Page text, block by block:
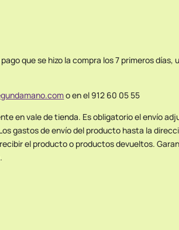
que se hizo la compra los 7 primeros
o en el 912 60 05 55
en vale de tienda. Es obligatorio el envío
gastos de envío del producto hasta la
el producto o productos devueltos.